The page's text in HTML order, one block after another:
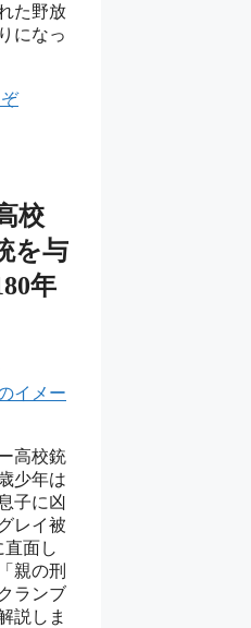
た野放
になっ
校
を与
年
高校銃
少年は
子に凶
レイ被
直面し
親の刑
ランブ
説しま